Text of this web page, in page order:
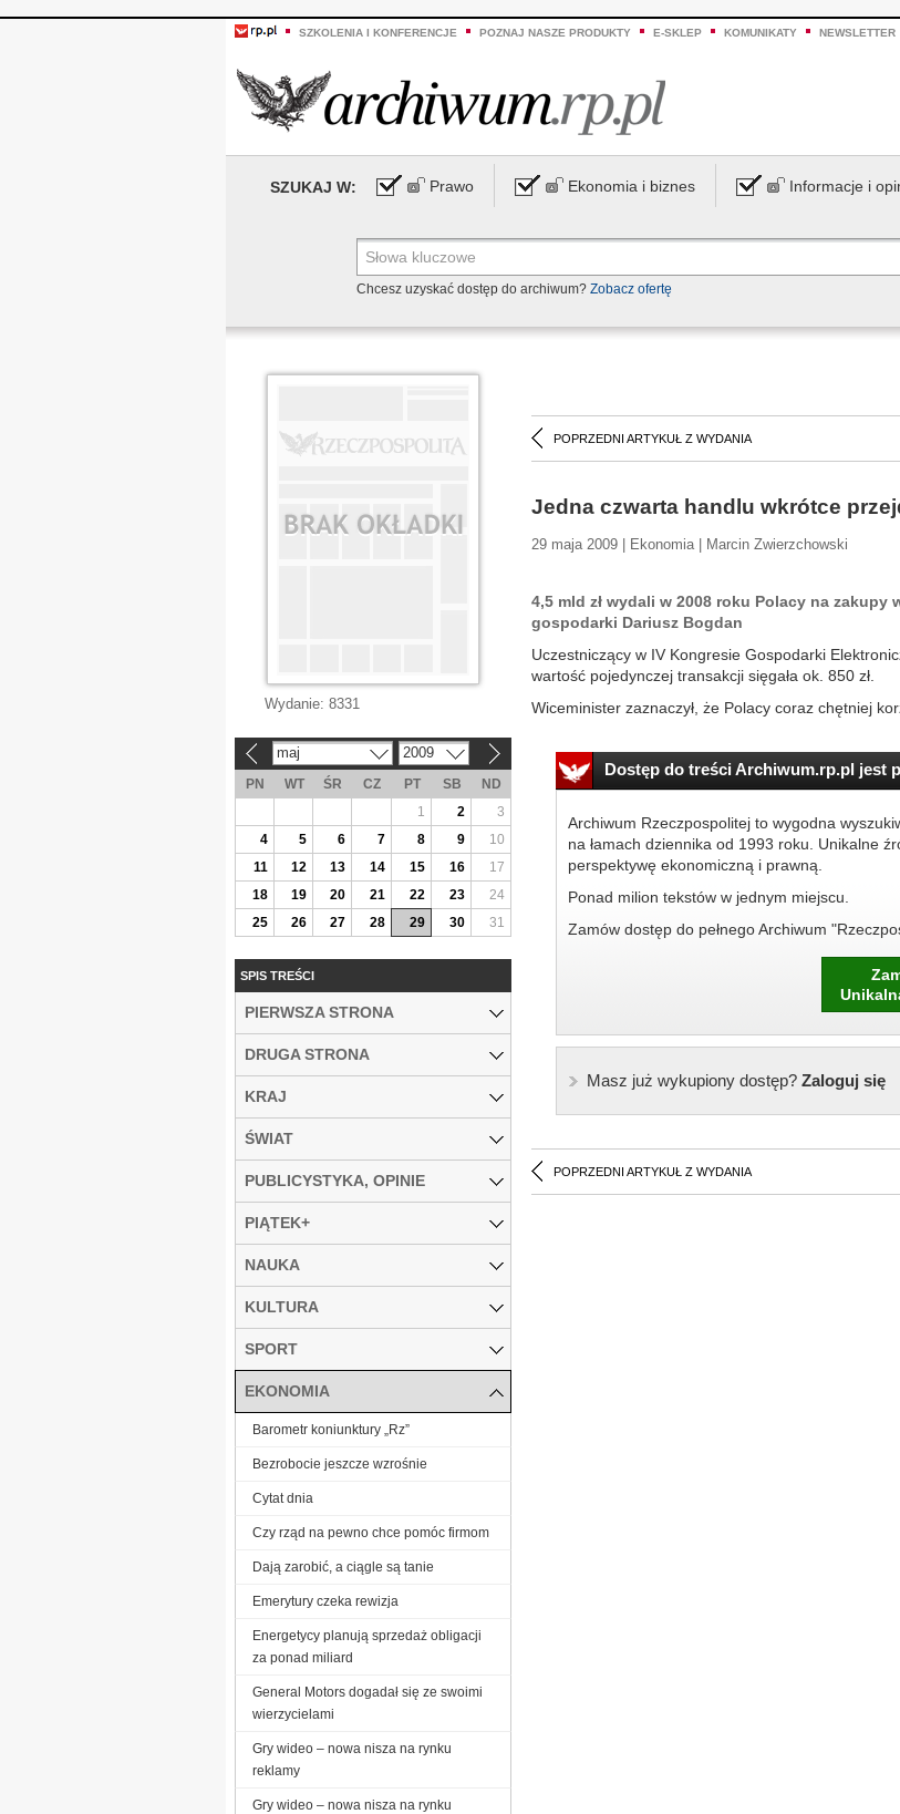
SZKOLENIA I KONFERENCJE POZNAJ NASZE PRODUKTY E-SKLEP KOMUNIKATY NEWSLETTER
SZUKAJ W: Prawo Ekonomia i biznes Informacje i
Chcesz uzyskać dostęp do archiwum? Zobacz ofertę
POPRZEDNI ARTYKUŁ Z WYDANIA
Jedna czwarta handlu wkrótce
29 maja 2009 | Ekonomia | Marcin Zwierzchowski
4,5 mld zł wydali w 2008 roku Polacy na
gospodarki Dariusz Bogdan
Uczestniczący w IV Kongresie Gospodarki
wartość pojedynczej transakcji sięgała ok. 850 zł.
Wiceminister zaznaczył, że Polacy coraz chętniej
Dostęp do treści Archiwum.rp.pl jest
Archiwum Rzeczpospolitej to wygodna
na łamach dziennika od 1993 roku. Unikalne
perspektywę ekonomiczną i prawną.
Ponad milion tekstów w jednym miejscu.
Zamów dostęp do pełnego Archiwum
Masz już wykupiony dostęp?Zaloguj się
POPRZEDNI ARTYKUŁ Z WYDANIA
Wydanie: 8331
maj 2009
PN WT ŚR CZ PT SB
ND
1
2
3
4
5 6 7 8 9
10
11
12 13 14 15 16
17
18
19 20 21 22 23
24
25
26 27 28 29 30 31
SPIS TREŚCI
PIERWSZA STRONA
DRUGA STRONA
KRAJ
ŚWIAT
PUBLICYSTYKA, OPINIE
PIĄTEK+
NAUKA
KULTURA
SPORT
EKONOMIA
Barometr koniunktury „Rz”
Bezrobocie jeszcze wzrośnie
Cytat dnia
Czy rząd na pewno chce pomóc firmom
Dają zarobić, a ciągle są tanie
Emerytury czeka rewizja
Energetycy planują sprzedaż obligacji
za ponad miliard
General Motors dogadał się ze swoimi
wierzycielami
Gry wideo – nowa nisza na rynku
reklamy
Gry wideo – nowa nisza na rynku